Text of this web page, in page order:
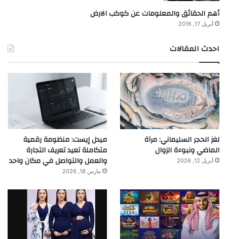
أهم الحقائق والمعلومات عن كوكب الارض
أبريل 17, 2016
احدث المقالات
لغز الحجر السليماني: مرآة
الماضي ونبوءة الزوال
أبريل 12, 2026
ميدل إيست: منظومة رقمية
متكاملة تعيد تعريف التجارة
والعمل والتواصل في مكان واحد
مارس 18, 2026